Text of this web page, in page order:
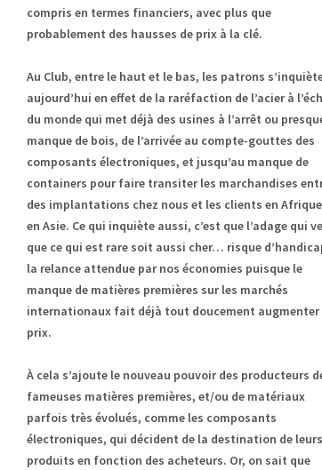
compris en termes financiers, avec plus que
probablement des hausses de prix à la clé.
Au Club, entre le haut et le bas, les patrons
aujourd’hui en effet de la raréfaction de l’acier à
du monde qui met déjà des usines à l’arrêt ou
manque de bois, de l’arrivée au compte-gouttes des
composants électroniques, et jusqu’au manque de
containers pour faire transiter les marchandises
des implantations chez nous et les clients en
en Asie. Ce qui inquiète aussi, c’est que l’adage qui
que ce qui est rare soit aussi cher… risque
la relance attendue par nos économies puisque le
manque de matières premières sur les marchés
internationaux fait déjà tout doucement augmenter
prix.
À cela s’ajoute le nouveau pouvoir des producteurs
fameuses matières premières, et/ou de matériaux
parfois très évolués, comme les composants
électroniques, qui décident de la destination de leurs
produits en fonction des acheteurs. Or, on sait que